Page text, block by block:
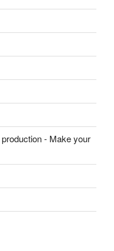
- Make your